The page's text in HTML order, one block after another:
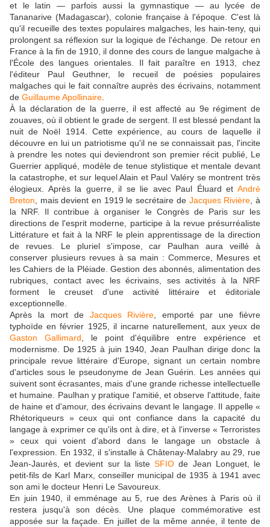
et le latin — parfois aussi la gymnastique — au lycée de
Tananarive (Madagascar), colonie française à l'époque. C'est là
qu'il recueille des textes populaires malgaches, les hain-teny, qui
prolongent sa réflexion sur la logique de l'échange. De retour en
France à la fin de 1910, il donne des cours de langue malgache à
l'École des langues orientales. Il fait paraître en 1913, chez
l'éditeur Paul Geuthner, le recueil de poésies populaires
malgaches qui le fait connaître auprès des écrivains, notamment
de Guillaume Apollinaire.
À la déclaration de la guerre, il est affecté au 9e régiment de
zouaves, où il obtient le grade de sergent. Il est blessé pendant la
nuit de Noël 1914. Cette expérience, au cours de laquelle il
découvre en lui un patriotisme qu'il ne se connaissait pas, l'incite
à prendre les notes qui deviendront son premier récit publié, Le
Guerrier appliqué, modèle de tenue stylistique et mentale devant
la catastrophe, et sur lequel Alain et Paul Valéry se montrent très
élogieux. Après la guerre, il se lie avec Paul Éluard et André
Breton, mais devient en 1919 le secrétaire de Jacques Rivière, à
la NRF. Il contribue à organiser le Congrès de Paris sur les
directions de l'esprit moderne, participe à la revue présurréaliste
Littérature et fait à la NRF le plein apprentissage de la direction
de revues. Le pluriel s'impose, car Paulhan aura veillé à
conserver plusieurs revues à sa main : Commerce, Mesures et
les Cahiers de la Pléiade. Gestion des abonnés, alimentation des
rubriques, contact avec les écrivains, ses activités à la NRF
forment le creuset d'une activité littéraire et éditoriale
exceptionnelle.
Après la mort de Jacques Rivière, emporté par une fièvre
typhoïde en février 1925, il incarne naturellement, aux yeux de
Gaston Gallimard, le point d'équilibre entre expérience et
modernisme. De 1925 à juin 1940, Jean Paulhan dirige donc la
principale revue littéraire d'Europe, signant un certain nombre
d'articles sous le pseudonyme de Jean Guérin. Les années qui
suivent sont écrasantes, mais d'une grande richesse intellectuelle
et humaine. Paulhan y pratique l'amitié, et observe l'attitude, faite
de haine et d'amour, des écrivains devant le langage. Il appelle «
Rhétoriqueurs » ceux qui ont confiance dans la capacité du
langage à exprimer ce qu'ils ont à dire, et à l'inverse « Terroristes
» ceux qui voient d'abord dans le langage un obstacle à
l'expression. En 1932, il s'installe à Châtenay-Malabry au 29, rue
Jean-Jaurès, et devient sur la listeSFIO de Jean Longuet, le
petit-fils de Karl Marx, conseiller municipal de 1935 à 1941 avec
son ami le docteur Henri Le Savoureux.
En juin 1940, il emménage au 5, rue des Arènes à Paris où il
restera jusqu'à son décès. Une plaque commémorative est
apposée sur la façade. En juillet de la même année, il tente de